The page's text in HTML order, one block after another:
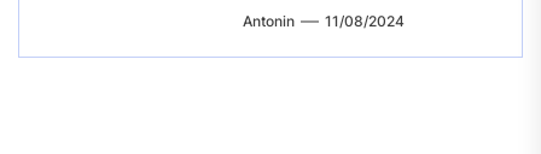
Antonin 11/08/2024